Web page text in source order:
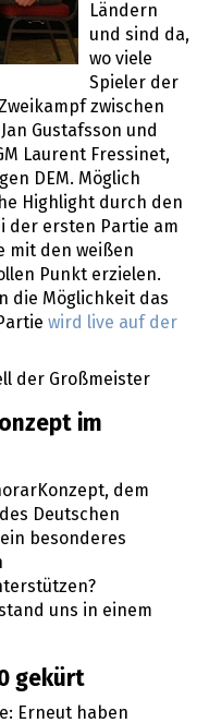
Ländern
und sind da,
wo viele
Spieler der
zwischen
Gustafsson und
Laurent Fressinet,
DEM. Möglich
Highlight durch den
der ersten Partie am
mit den weißen
Punkt erzielen.
die Möglichkeit das
wird live auf der
der Großmeister
im
dem
Deutschen
besonderes
uns in einem
gekürt
Erneut haben